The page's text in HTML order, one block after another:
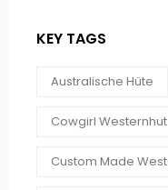
KEY TAGS
Australische Hüte
Cowgirl Westernhut
Custom Made